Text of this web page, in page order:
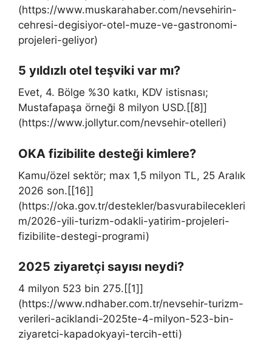
(https://www.muskarahaber.com/nevsehirin-
cehresi-degisiyor-otel-muze-ve-gastronomi-
projeleri-geliyor)
5 yıldızlı otel teşviki var mı?
Evet, 4. Bölge %30 katkı, KDV istisnası;
Mustafapaşa örneği 8 milyon USD.[[8]]
(https://www.jollytur.com/nevsehir-otelleri)
OKA fizibilite desteği kimlere?
Kamu/özel sektör; max 1,5 milyon TL, 25 Aralık
2026 son.[[16]]
(https://oka.gov.tr/destekler/basvurabilecekleri
m/2026-yili-turizm-odakli-yatirim-projeleri-
fizibilite-destegi-programi)
2025 ziyaretçi sayısı neydi?
4 milyon 523 bin 275.[[1]]
(https://www.ndhaber.com.tr/nevsehir-turizm-
verileri-aciklandi-2025te-4-milyon-523-bin-
ziyaretci-kapadokyayi-tercih-etti)